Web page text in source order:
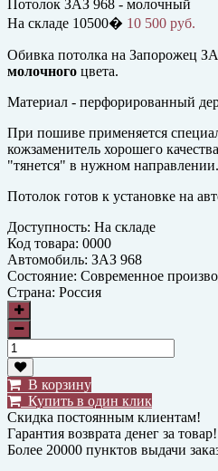
Потолок ЗАЗ 968 - молочный
На складе 10500� 10 500 руб.
Обивка потолка на Запорожец
молочного цвета.
Материал - перфорированный
При пошиве применяется
кожзаменитель хорошего
"тянется" в нужном направлении.
Потолок готов к установке на
Доступность: На складе
Код товара: 0000
Автомобиль: ЗАЗ 968
Состояние: Современное
Страна: Россия
В корзину
Купить в один клик
Скидка постоянным клиентам!
Гарантия возврата денег за товар!
Более 20000 пунктов выдачи